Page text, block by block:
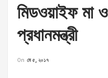
মিডওয়াইফ মা
প্রধানমন্ত্রী
On মে ৫, ২০১৭